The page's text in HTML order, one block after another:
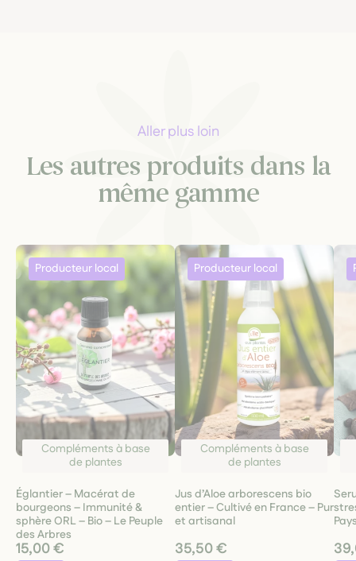
Aller plus loin
Les autres produits dans la
même gamme
Compléments à base
de plantes
Églantier – Macérat de
bourgeons – Immunité &
sphère ORL – Bio – Le Peuple
des Arbres
15,00 €
Compléments à base
de plantes
Jus d’Aloe arborescens bio
entier – Cultivé en France – Pur
et artisanal
35,50 €